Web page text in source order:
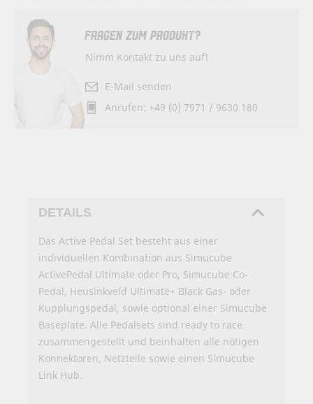
FRAGEN ZUM PRODUKT?
Nimm Kontakt zu uns auf!
E-Mail senden
Anrufen: +49 (0) 7971 / 9630 180
DETAILS
Das Active Pedal Set besteht aus einer
individuellen Kombination aus Simucube
ActivePedal Ultimate oder Pro, Simucube Co-
Pedal, Heusinkveld Ultimate+ Black Gas- oder
Kupplungspedal, sowie optional einer Simucube
Baseplate. Alle Pedalsets sind ready to race
zusammengestellt und beinhalten alle nötigen
Konnektoren, Netzteile sowie einen Simucube
Link Hub.